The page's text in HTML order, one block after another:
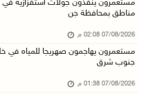
مستعمرون بحماية قوات الاحتلال
مستعمرون ينفذون جولات استفزازية في
مناطق بمحافظة جن
07/08/2026 02:08 م
مستعمرون يهاجمون صهريجا للمياه في
جنوب شرق
07/08/2026 01:38 م